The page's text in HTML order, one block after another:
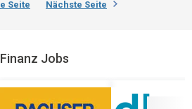
Seite Nächste Seite
Jobs